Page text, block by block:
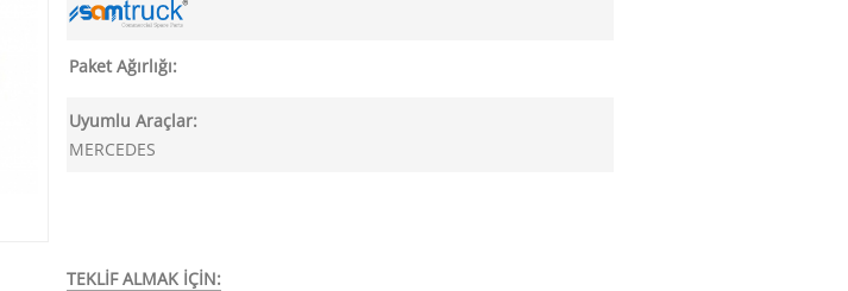
Paket Ağırlığı:
Uyumlu Araçlar:
MERCEDES
TEKLİF ALMAK İÇİN: